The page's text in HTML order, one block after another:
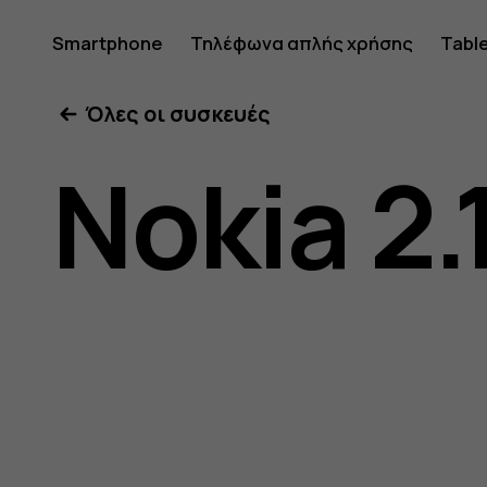
Οδηγίες
χρήσης
Nokia
Smartphone Τηλέφωνα απλής χρήσης
Όλες οι συσκευές
Nokia